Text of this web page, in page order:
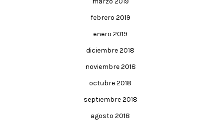
febrero 2019
enero 2019
diciembre 2018
noviembre 2018
octubre 2018
septiembre 2018
agosto 2018